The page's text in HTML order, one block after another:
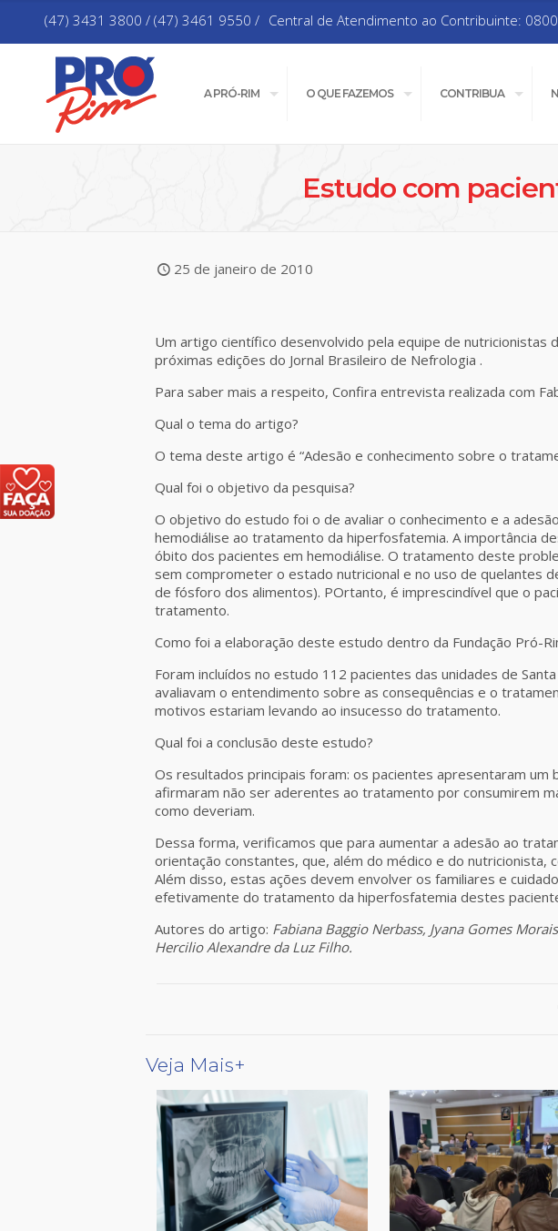
(47) 3431 3800 / (47) 3461 9550 / Central de Atendimento ao Contribuinte:
A PRÓ-RIM O QUE FAZEMOS CONTRIBUA
Estudo com
25 de janeiro de 2010
Um artigo científico desenvolvido pela equipe de nutricionistas
próximas edições do Jornal Brasileiro de Nefrologia .
Para saber mais a respeito, Confira entrevista realizada com
Qual o tema do artigo?
O tema deste artigo é “Adesão e conhecimento sobre o
Qual foi o objetivo da pesquisa?
O objetivo do estudo foi o de avaliar o conhecimento e a
hemodiálise ao tratamento da hiperfosfatemia. A importância
óbito dos pacientes em hemodiálise. O tratamento deste
sem comprometer o estado nutricional e no uso de quelantes
de fósforo dos alimentos). POrtanto, é imprescindível que o
tratamento.
Como foi a elaboração deste estudo dentro da Fundação Pró-
Foram incluídos no estudo 112 pacientes das unidades de
avaliavam o entendimento sobre as consequências e o
motivos estariam levando ao insucesso do tratamento.
Qual foi a conclusão deste estudo?
Os resultados principais foram: os pacientes apresentaram
afirmaram não ser aderentes ao tratamento por consumirem
como deveriam.
Dessa forma, verificamos que para aumentar a adesão ao
orientação constantes, que, além do médico e do
Além disso, estas ações devem envolver os familiares e
efetivamente do tratamento da hiperfosfatemia destes
Autores do artigo: Fabiana Baggio Nerbass, Jyana Gomes
Hercilio Alexandre da Luz Filho.
Veja Mais+